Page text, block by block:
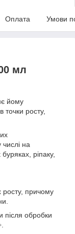
Оплата Умови
мл
йому
точки росту,
числі на
ріпаку,
росту, причому
після обробки